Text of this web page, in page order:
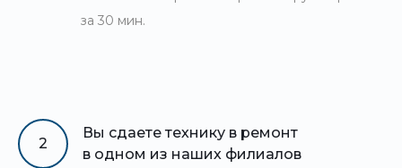
за 30 мин.
2
Вы сдаете технику в ремонт
в одном из наших филиалов